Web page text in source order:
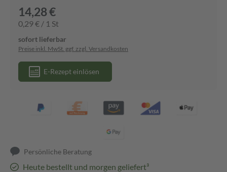
14,28 €
0,29 € / 1 St
sofort lieferbar
Preise inkl. MwSt. ggf. zzgl. Versandkosten
E-Rezept einlösen
Persönliche Beratung
Heute bestellt und morgen geliefert³